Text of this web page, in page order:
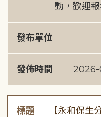
動，歡迎
發布單位
發佈時間
標題
【永和保生